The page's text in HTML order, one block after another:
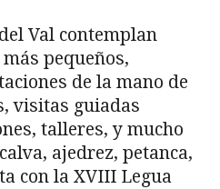
Val contemplan
pequeños,
de la mano de
visitas guiadas
talleres, y mucho
ajedrez, petanca,
con la XVIII Legua